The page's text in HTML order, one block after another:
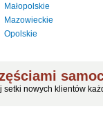
Małopolskie
Mazowieckie
Opolskie
setki nowych klientów